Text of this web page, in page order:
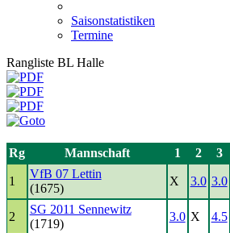
Saisonstatistiken
Termine
Rangliste BL Halle
Rg Mannschaft 1 2 3
1
VfB 07 Lettin
(1675)
X 3.0 3.0
2
SG 2011 Sennewitz
(1719)
3.0 X 4.5